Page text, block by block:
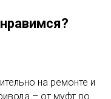
?
на ремонте и
– от муфт до